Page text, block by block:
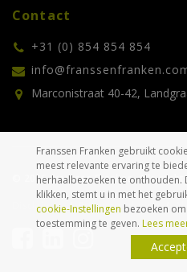
Contact
+31 (0) 854 854 854
Marconistraat 40-42,
© 2026 Franssen Franken. Alle
Disclaimer
Privacyverklaring
Franssen Franken gebruikt
meest relevante ervaring te
herhaalbezoeken te
klikken, stemt u in met het
cookie-Instellingen bezoeken
toestemming te geven. Lees